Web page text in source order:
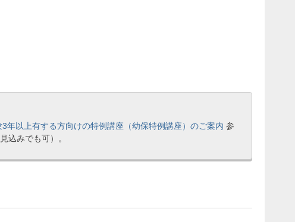
年以上有する方向けの特例講座（幼保特例講座）のご案内 参
込みでも可）。